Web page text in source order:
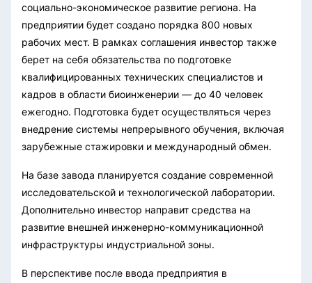
социально-экономическое развитие региона. На
предприятии будет создано порядка 800 новых
рабочих мест. В рамках соглашения инвестор также
берет на себя обязательства по подготовке
квалифицированных технических специалистов и
кадров в области биоинженерии — до 40 человек
ежегодно. Подготовка будет осуществляться через
внедрение системы непрерывного обучения, включая
зарубежные стажировки и международный обмен.
На базе завода планируется создание современной
исследовательской и технологической лаборатории.
Дополнительно инвестор направит средства на
развитие внешней инженерно-коммуникационной
инфраструктуры индустриальной зоны.
В перспективе после ввода предприятия в